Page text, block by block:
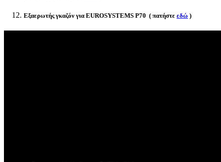
Εξαερωτής γκαζόν για EUROSYSTEMS P70 ( πατήστε εδώ )